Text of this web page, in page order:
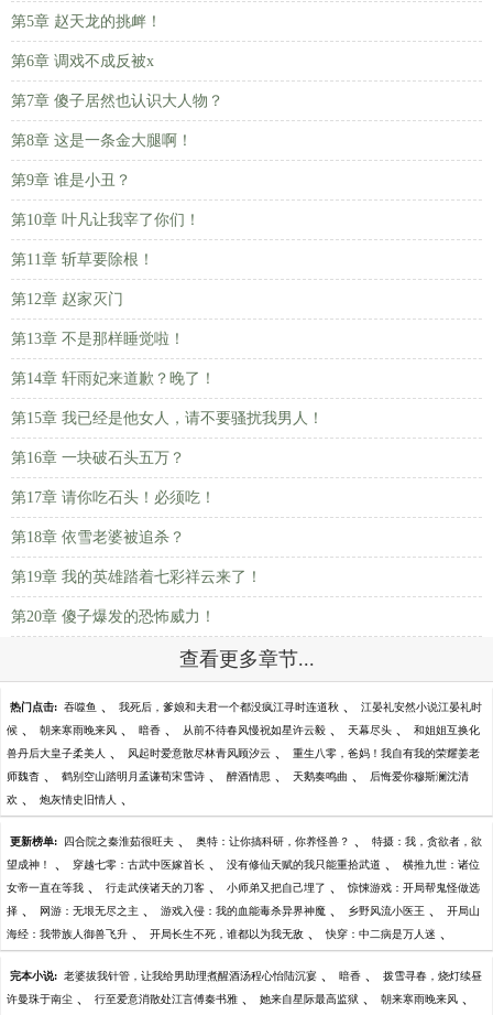
第5章 赵天龙的挑衅！
第6章 调戏不成反被x
第7章 傻子居然也认识大人物？
第8章 这是一条金大腿啊！
第9章 谁是小丑？
第10章 叶凡让我宰了你们！
第11章 斩草要除根！
第12章 赵家灭门
第13章 不是那样睡觉啦！
第14章 轩雨妃来道歉？晚了！
第15章 我已经是他女人，请不要骚扰我男人！
第16章 一块破石头五万？
第17章 请你吃石头！必须吃！
第18章 依雪老婆被追杀？
第19章 我的英雄踏着七彩祥云来了！
第20章 傻子爆发的恐怖威力！
查看更多章节...
热门点击: 吞噬鱼 、 我死后，爹娘和夫君一个都没疯江寻时连道秋 、 江晏礼安然小说江晏礼时
候 、 朝来寒雨晚来风 、 暗香 、 从前不待春风慢祝如星许云毅 、 天幕尽头 、 和姐姐互换化
兽丹后大皇子柔美人 、 风起时爱意散尽林青风顾汐云 、 重生八零，爸妈！我自有我的荣耀姜老
师魏杳 、 鹤别空山踏明月孟谦荀宋雪诗 、 醉酒情思 、 天鹅奏鸣曲 、 后悔爱你穆斯澜沈清
欢 、 炮灰情史旧情人 、
更新榜单: 四合院之秦淮茹很旺夫 、 奥特：让你搞科研，你养怪兽？ 、 特摄：我，贪欲者，欲
望成神！ 、 穿越七零：古武中医嫁首长 、 没有修仙天赋的我只能重拾武道 、 横推九世：诸位
女帝一直在等我 、 行走武侠诸天的刀客 、 小师弟又把自己埋了 、 惊悚游戏：开局帮鬼怪做选
择 、 网游：无垠无尽之主 、 游戏入侵：我的血能毒杀异界神魔 、 乡野风流小医王 、 开局山
海经：我带族人御兽飞升 、 开局长生不死，谁都以为我无敌 、 快穿：中二病是万人迷 、
完本小说: 老婆拔我针管，让我给男助理煮醒酒汤程心怡陆沉宴 、 暗香 、 拨雪寻春，烧灯续昼
许曼珠于南尘 、 行至爱意消散处江言傅秦书雅 、 她来自星际最高监狱 、 朝来寒雨晚来风 、